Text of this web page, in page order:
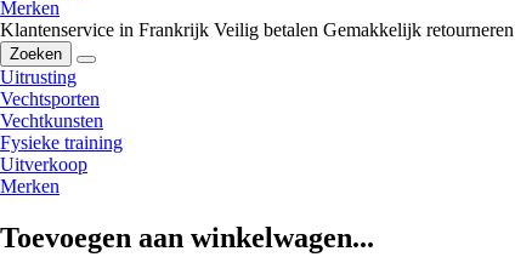
Merken
Klantenservice in Frankrijk Veilig betalen Gemakkelijk retourneren
Zoeken
Uitrusting
Vechtsporten
Vechtkunsten
Fysieke training
Uitverkoop
Merken
Toevoegen aan winkelwagen...